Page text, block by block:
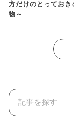
方だけのとっておき
物～